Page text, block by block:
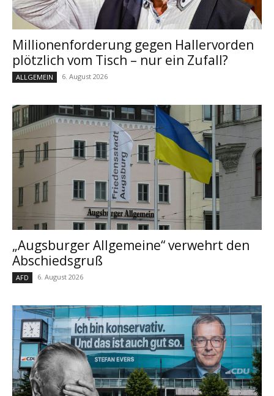
Millionenforderung gegen Hallervorden
plötzlich vom Tisch – nur ein Zufall?
ALLGEMEIN 6. August 2026
„Augsburger Allgemeine“ verwehrt den
Abschiedsgruß
AFD 6. August 2026